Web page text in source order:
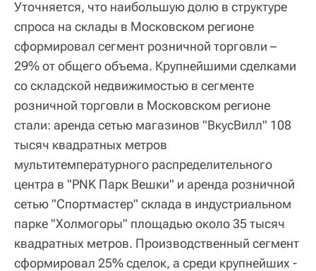
Уточняется, что наибольшую долю в структуре
спроса на склады в Московском регионе
сформировал сегмент розничной торговли –
29% от общего объема. Крупнейшими сделками
со складской недвижимостью в сегменте
розничной торговли в Московском регионе
стали: аренда сетью магазинов "ВкусВилл" 108
тысяч квадратных метров
мультитемпературного распределительного
центра в "PNK Парк Вешки" и аренда розничной
сетью "Спортмастер" склада в индустриальном
парке "Холмогоры" площадью около 35 тысяч
квадратных метров. Производственный сегмент
сформировал 25% сделок, а среди крупнейших -